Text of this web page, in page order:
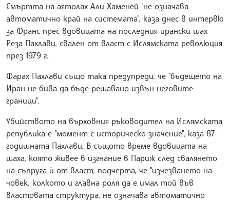
Смъртта на аятолах Али Хаменей "не означава
автоматично край на системата", каза днес в интервю
за Франс прес вдовицата на последния ирански шах
Реза Пахлави, свален от власт с Ислямската революция
през 1979 г.
Фарах Пахлави също така предупреди, че "бъдещето на
Иран не бива да бъде решавано извън неговите
граници".
Убийството на върховния ръководител на Ислямската
република е "момент с историческо значение", каза 87-
годишната Пахлави. В същото време вдовицата на
шаха, която живее в изгнание в Париж след свалянето
на съпруга ѝ от власт, подчерта, че "изчезването на
човек, колкото и главна роля да е имал той във
властовата структура, не означава автоматично